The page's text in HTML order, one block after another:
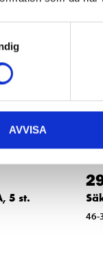
AVVISA
5 st.
46-